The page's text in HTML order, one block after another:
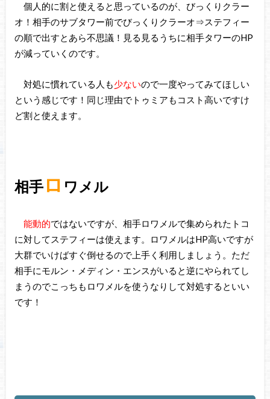
個人的に割と使えると思っているのが、びっくりクラー
オ！相手のサブタワー前でびっくりクラーオ⇒ステフィー
の順で出すとあら不思議！見る見るうちに相手タワーのHP
が減っていくのです。
対処に慣れている人も少ないので一度やってみてほしい
という感じです！同じ理由でトゥミアもコスト高いですけ
ど割と使えます。
相手ロ ワメル
能動的ではないですが、相手ロワメルで集められたトコ
に対してステフィーは使えます。ロワメルはHP高いですが
大群でいけばすぐ倒せるので上手く利用しましょう。ただ
相手にモルン・メディン・エンスがいると逆にやられてし
まうのでこっちもロワメルを使うなりして対処するといい
です！